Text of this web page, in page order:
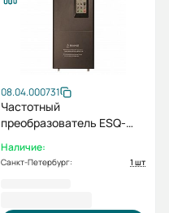
08.04.000731
Частотный
преобразователь ESQ-
55/75кВт 380-460В
Наличие:
Санкт-Петербург: 1 шт